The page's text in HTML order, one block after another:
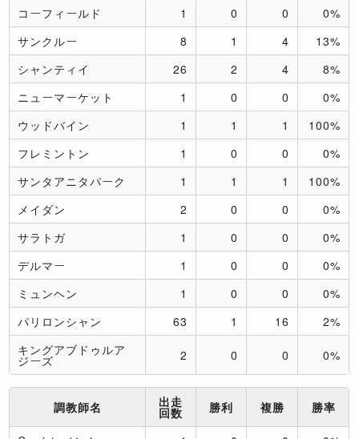
コーフィールド
1 0 0
0%
サンクルー
8 1 4
13%
シャンティイ
26 2 4
8%
ニューマーケット
1 0 0
0%
ウッドバイン
1 1 1
100%
フレミントン
1 0 0
0%
サンタアニタパーク
1 1 1
100%
メイダン
2 0 0
0%
サラトガ
1 0 0
0%
デルマー
1 0 0
0%
ミュンヘン
1 0 0
0%
パリロンシャン
63 1 16
2%
キングアブドゥルア
ジーズ 2 0 0 0%
調教師名 出走
回数 勝利 複勝 勝率